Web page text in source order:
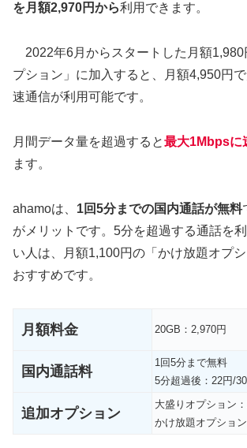
を月額2,970円から利用できます。
2022年6月からスタートした月額1,980
プション」に加入すると、月額4,950円
速通信が利用可能です。
月間データ量を超過すると最大1Mbpsに
ます。
ahamoは、 1回5分までの国内通話が無料
がメリットです。5分を超過する通話を
い人は、月額1,100円の「かけ放題オプ
おすすめです。
月額料金 20GB：2,970円
国内通話料
1回5分まで無料
5分超過後：22円/
追加オプション
大盛りオプション
かけ放題オプショ